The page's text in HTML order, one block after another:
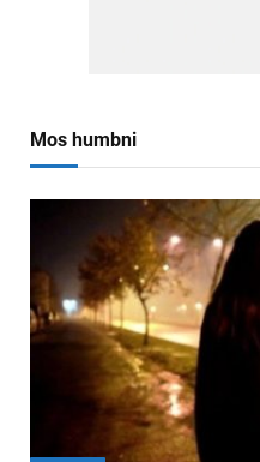
Mos humbni